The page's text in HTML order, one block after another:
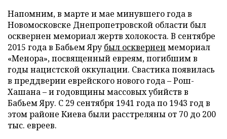
Напомним, в марте и мае минувшего года в
Новомосковске Днепропетровской области был
осквернен мемориал жертв холокоста. В сентябре
2015 года в Бабьем Ярубыл осквернен мемориал
«Менора», посвященный евреям, погибшим в
годы нацистской оккупации. Свастика появилась
в преддверии еврейского нового года – Рош-
Хашана – и годовщины массовых убийств в
Бабьем Яру. С 29 сентября 1941 года по 1943 год в
этом районе Киева были расстреляны от 70 до 200
тыс. евреев.